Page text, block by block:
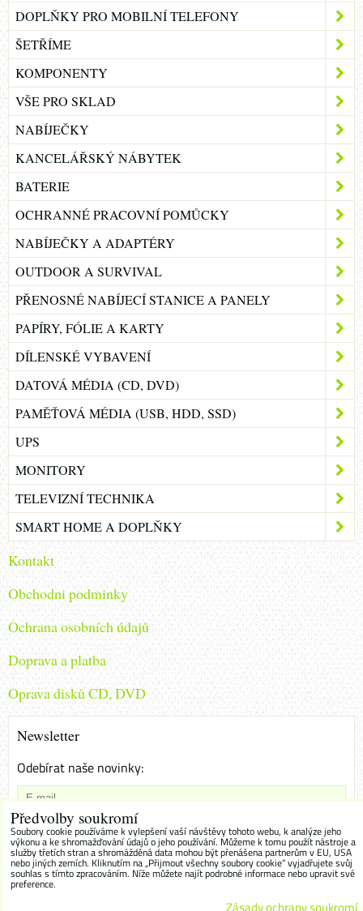
DOPLŇKY PRO MOBILNÍ TELEFONY
ŠETŘÍME
KOMPONENTY
VŠE PRO SKLAD
NABÍJEČKY
KANCELÁŘSKÝ NÁBYTEK
BATERIE
OCHRANNÉ PRACOVNÍ POMŮCKY
NABÍJEČKY A ADAPTÉRY
OUTDOOR A SURVIVAL
PŘENOSNÉ NABÍJECÍ STANICE A PANELY
PAPÍRY, FÓLIE A KARTY
DÍLENSKÉ VYBAVENÍ
DATOVÁ MÉDIA (CD, DVD)
PAMĚŤOVÁ MÉDIA (USB, HDD, SSD)
UPS
MONITORY
TELEVIZNÍ TECHNIKA
SMART HOME A DOPLŇKY
Kontakt
Obchodni podminky
Ochrana osobních údajů
Doprava a platba
Oprava disků CD, DVD
Newsletter
Odebírat naše novinky:
Chci se přihlásit k odběru novinek e-mailem
Odebírat
Předvolby soukromí
Soubory cookie používáme k vylepšení vaší návštěvy tohoto webu, k analýze jeho
výkonu a ke shromažďování údajů o jeho používání. Můžeme k tomu použít nástroje a
služby třetích stran a shromážděná data mohou být přenášena partnerům v EU, USA
nebo jiných zemích. Kliknutím na „Přijmout všechny soubory cookie“ vyjadřujete svůj
souhlas s tímto zpracováním. Níže můžete najít podrobné informace nebo upravit své
preference.